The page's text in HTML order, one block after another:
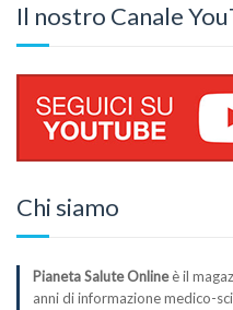
Il nostro Canale
Chi siamo
Pianeta Salute Onlineè il
anni di informazione medico-